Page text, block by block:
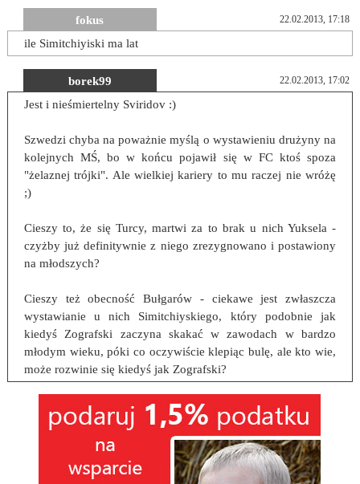
fokus 22.02.2013, 17:18
ile Simitchiyiski ma lat
borek99 22.02.2013, 17:02
Jest i nieśmiertelny Sviridov :)
Szwedzi chyba na poważnie myślą o wystawieniu drużyny na
kolejnych MŚ, bo w końcu pojawił się w FC ktoś spoza
"żelaznej trójki". Ale wielkiej kariery to mu raczej nie wróżę
;)
Cieszy to, że się Turcy, martwi za to brak u nich Yuksela -
czyżby już definitywnie z niego zrezygnowano i postawiony
na młodszych?
Cieszy też obecność Bułgarów - ciekawe jest zwłaszcza
wystawianie u nich Simitchiyskiego, który podobnie jak
kiedyś Zografski zaczyna skakać w zawodach w bardzo
młodym wieku, póki co oczywiście klepiąc bulę, ale kto wie,
może rozwinie się kiedyś jak Zografski?